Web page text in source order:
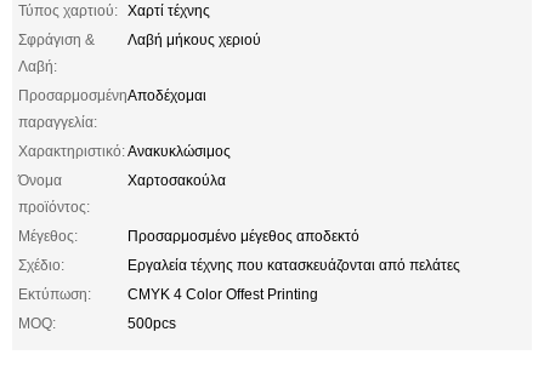
Τύπος χαρτιού: Χαρτί τέχνης
Σφράγιση &
Λαβή:
Λαβή μήκους χεριού
Προσαρμοσμένη
παραγγελία:
Αποδέχομαι
Χαρακτηριστικό:Ανακυκλώσιμος
Όνομα
προϊόντος:
Χαρτοσακούλα
Μέγεθος:
Προσαρμοσμένο μέγεθος αποδεκτό
Σχέδιο:
Εργαλεία τέχνης που κατασκευάζονται από πελάτες
Εκτύπωση:
CMYK 4 Color Offest Printing
MOQ:
500pcs